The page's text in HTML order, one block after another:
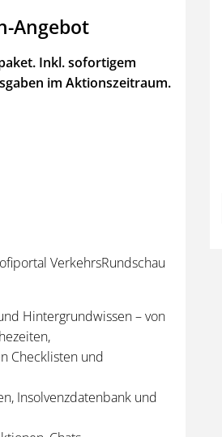
Angebot
Inkl. sofortigem
im Aktionszeitraum.
VerkehrsRundschau
Hintergrundwissen – von
Checklisten und
Insolvenzdatenbank und